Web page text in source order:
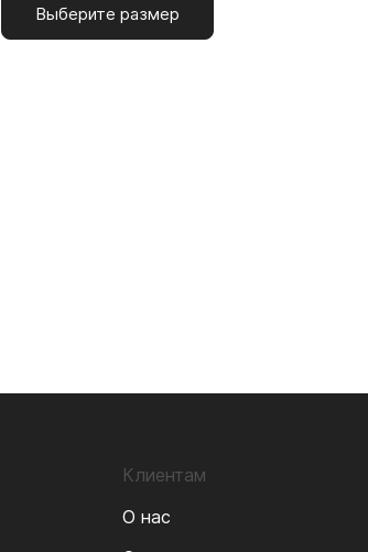
Выберите размер
Клиентам
О нас